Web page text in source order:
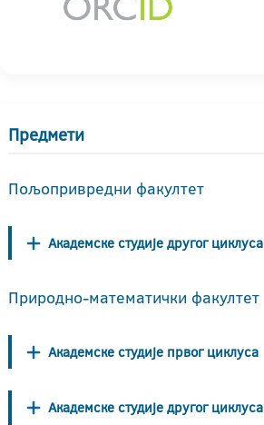
Предмети
Пољопривредни факултет
Академске студије другог циклуса
Природно-математички факултет
Академске студије првог циклуса
Академске студије другог циклуса